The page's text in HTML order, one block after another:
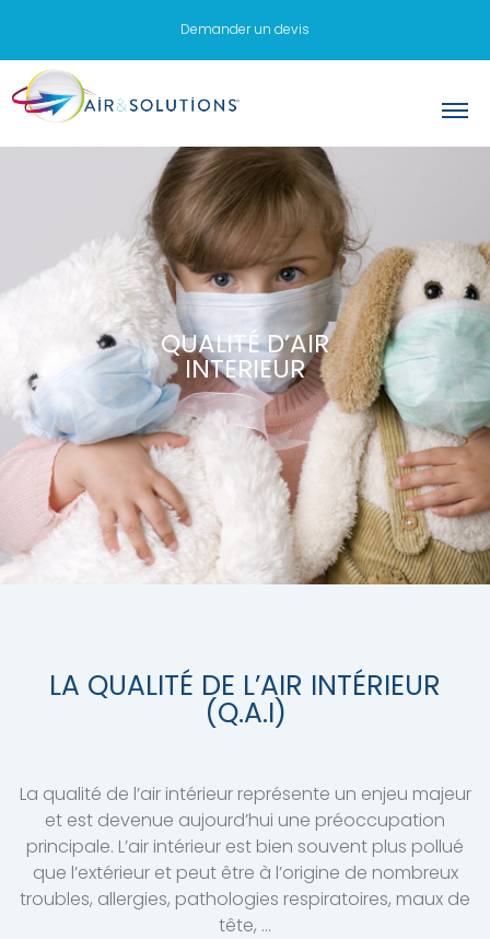
Demander un devis
QUALITÉ D’AIR
INTERIEUR
LA QUALITÉ DE L’AIR INTÉRIEUR
(Q.A.I)
La qualité de l’air intérieur représente un enjeu majeur
et est devenue aujourd’hui une préoccupation
principale. L’air intérieur est bien souvent plus pollué
que l’extérieur et peut être à l’origine de nombreux
troubles, allergies, pathologies respiratoires, maux de
tête, …